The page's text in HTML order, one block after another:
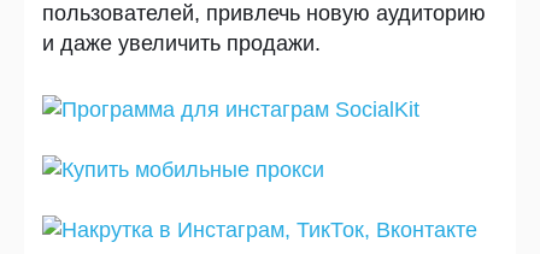
пользователей, привлечь новую аудиторию
и даже увеличить продажи.